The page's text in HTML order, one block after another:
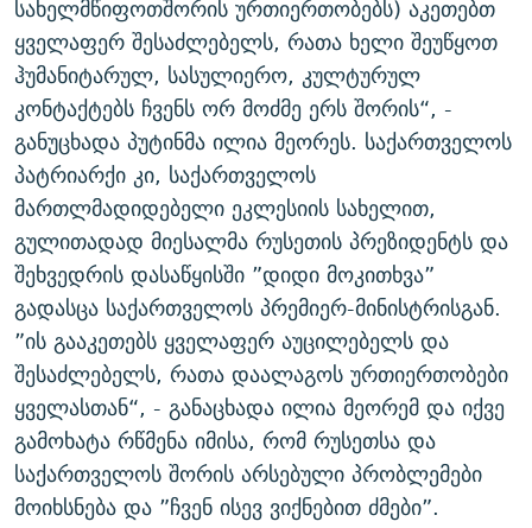
სახელმწიფოთშორის ურთიერთობებს) აკეთებთ
ყველაფერ შესაძლებელს, რათა ხელი შეუწყოთ
ჰუმანიტარულ, სასულიერო, კულტურულ
კონტაქტებს ჩვენს ორ მოძმე ერს შორის“, -
განუცხადა პუტინმა ილია მეორეს. საქართველოს
პატრიარქი კი, საქართველოს
მართლმადიდებელი ეკლესიის სახელით,
გულითადად მიესალმა რუსეთის პრეზიდენტს და
შეხვედრის დასაწყისში ”დიდი მოკითხვა”
გადასცა საქართველოს პრემიერ-მინისტრისგან.
”ის გააკეთებს ყველაფერ აუცილებელს და
შესაძლებელს, რათა დაალაგოს ურთიერთობები
ყველასთან“, - განაცხადა ილია მეორემ და იქვე
გამოხატა რწმენა იმისა, რომ რუსეთსა და
საქართველოს შორის არსებული პრობლემები
მოიხსნება და ”ჩვენ ისევ ვიქნებით ძმები”.